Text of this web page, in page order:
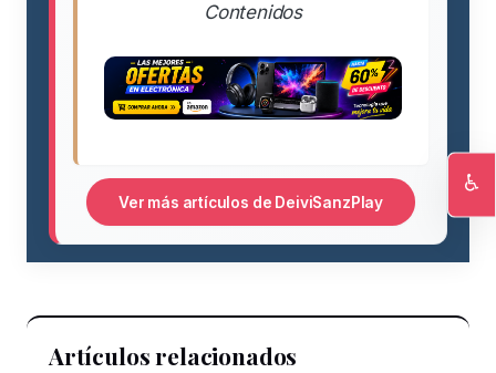
Contenidos
Ver más artículos de DeiviSanzPlay
Artículos relacionados
♿